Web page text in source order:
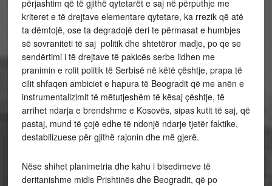
përjashtim që të gjithë qytetarët e saj në përputhje me
kriteret e të drejtave elementare qytetare, ka rrezik që atë
ta dëmtojë, ose ta degradojë deri te përmasat e humbjes
së sovraniteti të saj politik dhe shtetëror madje, po qe se
sendërtimi i të drejtave të pakicës serbe lidhen me
pranimin e rolit politik të Serbisë në këtë çështje, prapa të
cilit shfaqen ambiciet e hapura të Beogradit që me anën e
instrumentalizimit të mëtutjeshëm të kësaj çështje, të
arrihet ndarja e brendshme e Kosovës, sipas kutit të saj, që
pastaj, mund të çojë edhe të ndonjë ndarje tjetër faktike,
destabilizuese për gjithë rajonin dhe më gjerë.
Nëse shihet planimetria dhe kahu i bisedimeve të
deritanishme midis Prishtinës dhe Beogradit, që po